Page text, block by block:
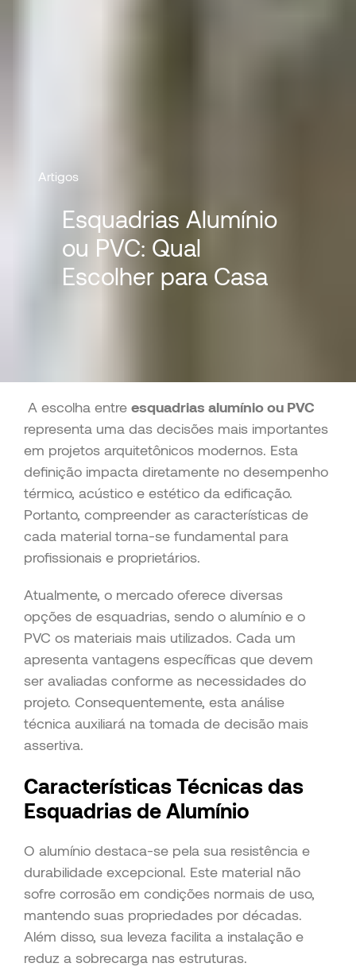
Artigos
Esquadrias Alumínio
ou PVC: Qual
Escolher para Casa
A escolha entre esquadrias alumínio ou PVC
representa uma das decisões mais importantes
em projetos arquitetônicos modernos. Esta
definição impacta diretamente no desempenho
térmico, acústico e estético da edificação.
Portanto, compreender as características de
cada material torna-se fundamental para
profissionais e proprietários.
Atualmente, o mercado oferece diversas
opções de esquadrias, sendo o alumínio e o
PVC os materiais mais utilizados. Cada um
apresenta vantagens específicas que devem
ser avaliadas conforme as necessidades do
projeto. Consequentemente, esta análise
técnica auxiliará na tomada de decisão mais
assertiva.
Características Técnicas das
Esquadrias de Alumínio
O alumínio destaca-se pela sua resistência e
durabilidade excepcional. Este material não
sofre corrosão em condições normais de uso,
mantendo suas propriedades por décadas.
Além disso, sua leveza facilita a instalação e
reduz a sobrecarga nas estruturas.